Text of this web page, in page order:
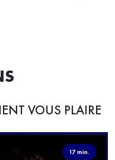
VOUS PLAIRE
17 min.